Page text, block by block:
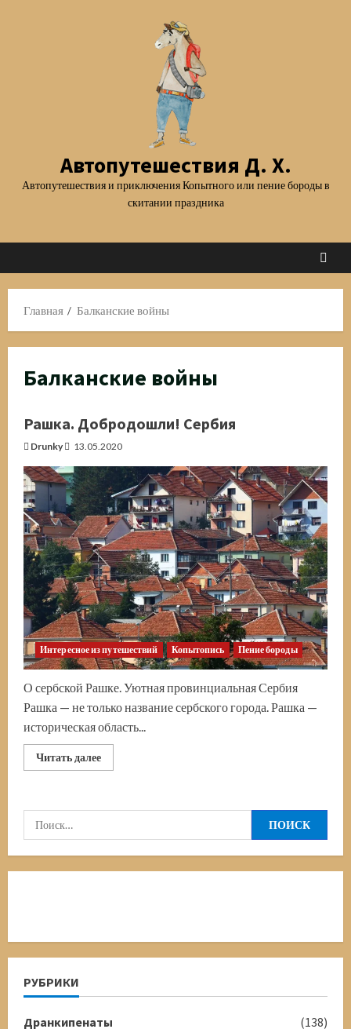
Автопутешествия Д. Х.
Автопутешествия и приключения Копытного или пение бороды в
скитании праздника
Главная Балканские войны
Балканские войны
Рашка. Добродошли! Сербия
Drunky 13.05.2020
Интересное из путешествий Копытопись Пение бороды
О сербской Рашке. Уютная провинциальная Сербия
Рашка — не только название сербского города. Рашка —
историческая область...
Читать далееПрочитать
больше
Сербия
Найти:
РУБРИКИ
Дранкипенаты
(138)